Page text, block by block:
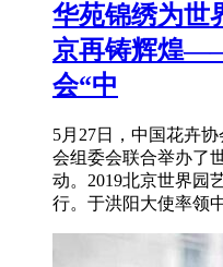
华苑锦绣为世
京再铸辉煌
会“中
5月27日，中国花卉
会组委会联合举办了
动。2019北京世界园
行。于洪阳大使率领